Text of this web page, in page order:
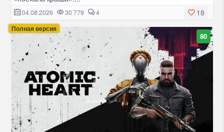
18
04.08.2026 30 779 4
Полная версия
80